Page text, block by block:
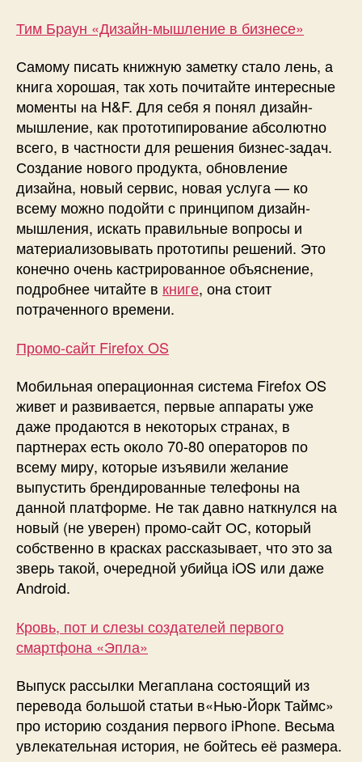
Тим Браун «Дизайн-мышление в бизнесе»
Самому писать книжную заметку стало лень, а
книга хорошая, так хоть почитайте интересные
моменты на H&F. Для себя я понял дизайн-
мышление, как прототипирование абсолютно
всего, в частности для решения бизнес-задач.
Создание нового продукта, обновление
дизайна, новый сервис, новая услуга — ко
всему можно подойти с принципом дизайн-
мышления, искать правильные вопросы и
материализовывать прототипы решений. Это
конечно очень кастрированное объяснение,
подробнее читайте в книге, она стоит
потраченного времени.
Промо-сайт Firefox OS
Мобильная операционная система Firefox OS
живет и развивается, первые аппараты уже
даже продаются в некоторых странах, в
партнерах есть около 70-80 операторов по
всему миру, которые изъявили желание
выпустить брендированные телефоны на
данной платформе. Не так давно наткнулся на
новый (не уверен) промо-сайт ОС, который
собственно в красках рассказывает, что это за
зверь такой, очередной убийца iOS или даже
Android.
Кровь, пот и слезы создателей первого
смартфона «Эпла»
Выпуск рассылки Мегаплана состоящий из
перевода большой статьи в«Нью-Йорк Таймс»
про историю создания первого iPhone. Весьма
увлекательная история, не бойтесь её размера.